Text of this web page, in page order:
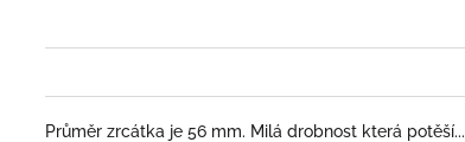
Průměr zrcátka je 56 mm. Milá drobnost která potěší...